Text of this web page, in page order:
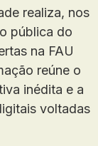
realiza, nos
pública do
na FAU
reúne o
inédita e a
voltadas